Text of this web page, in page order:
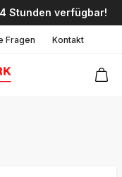
Stunden verfügbar!
Fragen Kontakt